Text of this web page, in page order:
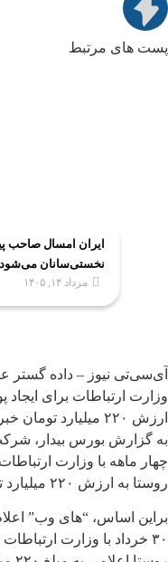
پست های مرتبط
ایران امسال صاحب
نخستی‌سانان می‌شود
مرداد ۱۴, ۱۴۰۵
آی‌سی‌تی نیوز – داده گستر
ارزش ۲۲۰ میلیارد تومان خبر داد.
به گزارش بورس بیدار،
روستا به ارزش ۲۲۰ میلیارد تومان خبر داد.
براین اساس، “های وب”